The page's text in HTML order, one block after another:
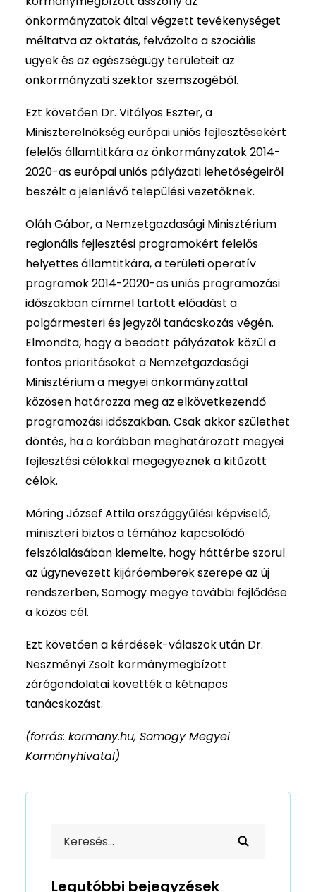
önkormányzatok által végzett tevékenységet
méltatva az oktatás, felvázolta a szociális
ügyek és az egészségügy területeit az
önkormányzati szektor szemszögéből.
Ezt követően Dr. Vitályos Eszter, a
Miniszterelnökség európai uniós fejlesztésekért
felelős államtitkára az önkormányzatok 2014-
2020-as európai uniós pályázati lehetőségeiről
beszélt a jelenlévő települési vezetőknek.
Oláh Gábor, a Nemzetgazdasági Minisztérium
regionális fejlesztési programokért felelős
helyettes államtitkára, a területi operatív
programok 2014-2020-as uniós programozási
időszakban címmel tartott előadást a
polgármesteri és jegyzői tanácskozás végén.
Elmondta, hogy a beadott pályázatok közül a
fontos prioritásokat a Nemzetgazdasági
Minisztérium a megyei önkormányzattal
közösen határozza meg az elkövetkezendő
programozási időszakban. Csak akkor születhet
döntés, ha a korábban meghatározott megyei
fejlesztési célokkal megegyeznek a kitűzött
célok.
Móring József Attila országgyűlési képviselő,
miniszteri biztos a témához kapcsolódó
felszólalásában kiemelte, hogy háttérbe szorul
az úgynevezett kijáróemberek szerepe az új
rendszerben, Somogy megye további fejlődése
a közös cél.
Ezt követően a kérdések-válaszok után Dr.
Neszményi Zsolt kormánymegbízott
zárógondolatai követték a kétnapos
tanácskozást.
(forrás: kormany.hu, Somogy Megyei
Kormányhivatal)
Legutóbbi bejegyzések